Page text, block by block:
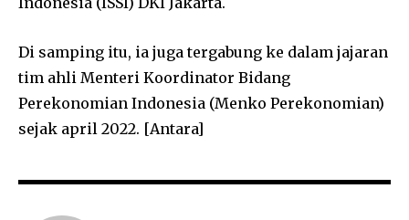
Di samping itu, ia juga tergabung ke dalam jajaran
tim ahli Menteri Koordinator Bidang
Perekonomian Indonesia (Menko Perekonomian)
sejak april 2022. [Antara]